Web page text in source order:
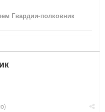
Гвардии-полковник